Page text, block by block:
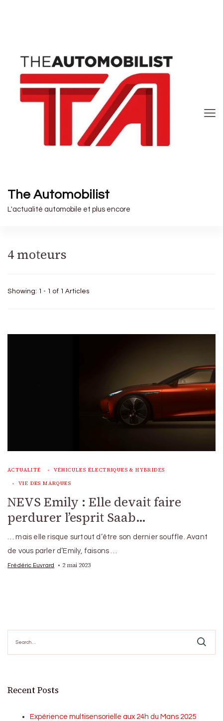
The Automobilist
L'actualité automobile et plus encore
4 moteurs
Showing: 1 - 1 of 1 Articles
ACTUALITÉ VÉHICULES ÉLECTRIQUES & HYBRIDES
VIE DES MARQUES
NEVS Emily : Elle devait faire
perdurer l’esprit Saab…
… mais elle risque surtout d’être son dernier souffle. Avant
de vous parler d’Emily, faisons …
Frédéric Euvrard 2 mai 2023
for:
Recent Posts
Expérience multisensorielle aux 24h du Mans 2025